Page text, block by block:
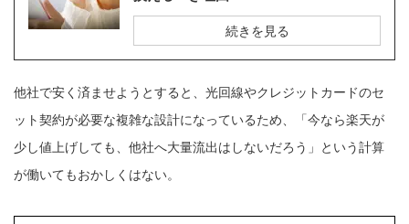
続きを見る
他社で安く済ませようとすると、光回線やクレジットカードのセ
ット契約が必要な複雑な設計になっているため、「今なら楽天が
少し値上げしても、他社へ大量流出はしないだろう」という計算
が働いてもおかしくはない。